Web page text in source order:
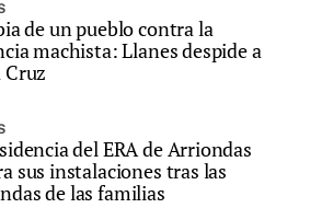
de un pueblo contra la
machista: Llanes despide a
Cruz
del ERA de Arriondas
sus instalaciones tras las
de las familias